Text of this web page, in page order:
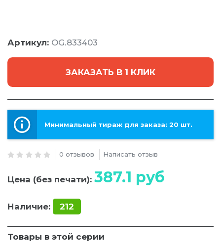
Артикул: OG.833403
ЗАКАЗАТЬ В 1 КЛИК
Минимальный тираж для заказа: 20 шт.
0 отзывов Написать отзыв
Цена (без печати): 387.1 руб
Наличие: 212
Товары в этой серии